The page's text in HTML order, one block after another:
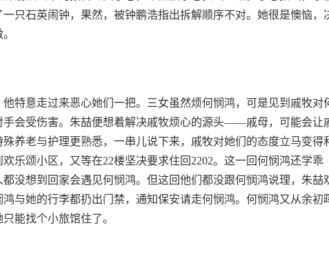
只石英闹钟，果然，被钟鹏浩指出拆解顺序不对。她很是懊恼，
特意走过来恶心她们一把。三女虽然烦何悯鸿，可是见到戚牧对
会受伤害。朱喆便想着解决戚牧烦心的源头——戚母，可能会让
养老与护理更熟悉，一串儿说下来，戚牧对她们的态度立马变得
乐颂小区，又等在22楼坚决要求住回2202。这一回何悯鸿还学乖
没想到回家会遇见何悯鸿。但这回他们都没跟何悯鸿说理，朱喆
与她的行李都扔出门禁，通知保安请走何悯鸿。何悯鸿又从余初
能找个小旅馆住了。